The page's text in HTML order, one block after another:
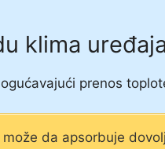
klima
prenos
da apsorbuje